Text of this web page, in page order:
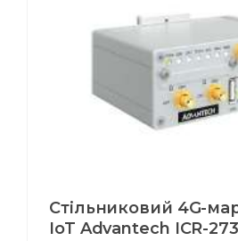
Стільниковий 4G-
IoT Advantech ICR-